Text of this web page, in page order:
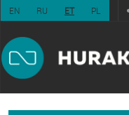
EN RU ET PL